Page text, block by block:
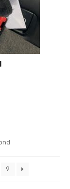
Gesorteerd
9